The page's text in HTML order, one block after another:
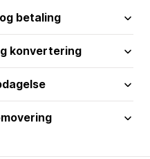
betaling
konvertering